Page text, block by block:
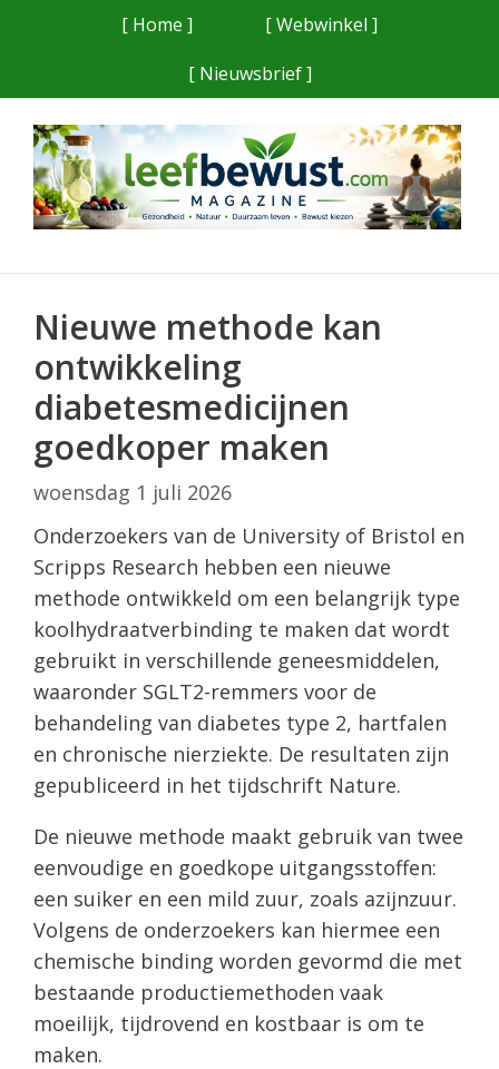
[ Home ]
[ Webwinkel ]
[ Nieuwsbrief ]
Nieuwe methode kan
ontwikkeling
diabetesmedicijnen
goedkoper maken
woensdag 1 juli 2026
Onderzoekers van de University of Bristol en
Scripps Research hebben een nieuwe
methode ontwikkeld om een belangrijk type
koolhydraatverbinding te maken dat wordt
gebruikt in verschillende geneesmiddelen,
waaronder SGLT2-remmers voor de
behandeling van diabetes type 2, hartfalen
en chronische nierziekte. De resultaten zijn
gepubliceerd in het tijdschrift Nature.
De nieuwe methode maakt gebruik van twee
eenvoudige en goedkope uitgangsstoffen:
een suiker en een mild zuur, zoals azijnzuur.
Volgens de onderzoekers kan hiermee een
chemische binding worden gevormd die met
bestaande productiemethoden vaak
moeilijk, tijdrovend en kostbaar is om te
maken.